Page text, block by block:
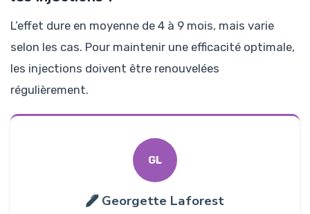
L’effet dure en moyenne de 4 à 9 mois, mais varie
selon les cas. Pour maintenir une efficacité optimale,
les injections doivent être renouvelées
régulièrement.
GL
Georgette Laforest